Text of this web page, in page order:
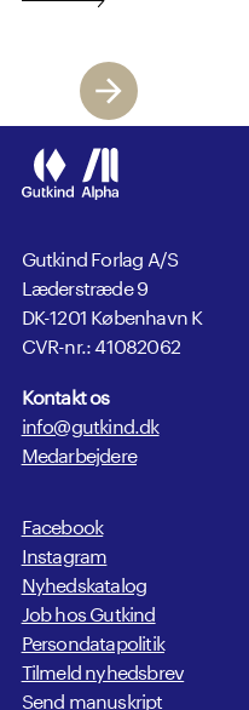
Gutkind Forlag A/S
Læderstræde 9
DK-1201 København K
CVR-nr.: 41082062
Kontakt os
info@gutkind.dk
Medarbejdere
Facebook
Instagram
Nyhedskatalog
Job hos Gutkind
Persondatapolitik
Tilmeld nyhedsbrev
Send manuskript